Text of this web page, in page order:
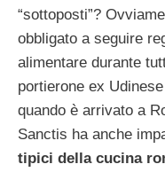
“sottoposti”?
obbligato a seguire
alimentare durante
portierone ex
quando è arrivato a
Sanctis ha anche
tipici della cucina